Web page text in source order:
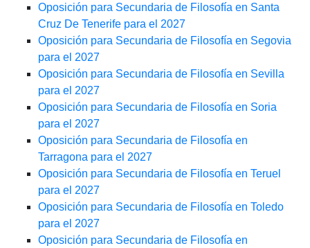
Oposición para Secundaria de Filosofía en Santa
Cruz De Tenerife para el 2027
Oposición para Secundaria de Filosofía en Segovia
para el 2027
Oposición para Secundaria de Filosofía en Sevilla
para el 2027
Oposición para Secundaria de Filosofía en Soria
para el 2027
Oposición para Secundaria de Filosofía en
Tarragona para el 2027
Oposición para Secundaria de Filosofía en Teruel
para el 2027
Oposición para Secundaria de Filosofía en Toledo
para el 2027
Oposición para Secundaria de Filosofía en